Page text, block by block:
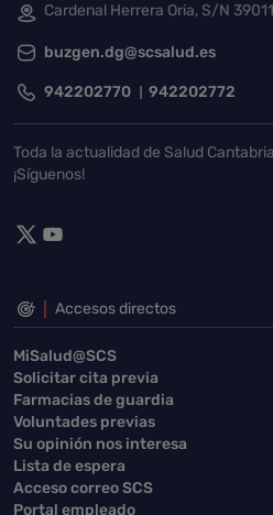
Cardenal Herrera Oria, S/N
buzgen.dg@scsalud.es
942202770 942202772
Toda la actualidad de Salud
¡Síguenos!
Accesos directos
MiSalud@SCS
Solicitar cita previa
Farmacias de guardia
Voluntades previas
Su opinión nos interesa
Lista de espera
Acceso correo SCS
Portal empleado